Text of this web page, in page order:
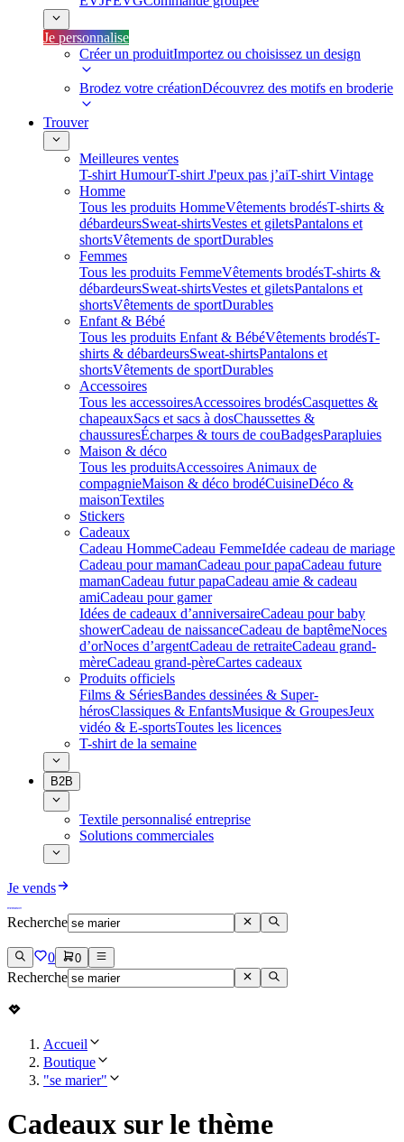
Je personnalise
Créer un produitImportez ou choisissez un design
Brodez votre créationDécouvrez des motifs en broderie
Trouver
Meilleures ventes
T-shirt HumourT-shirt J'peux pas j’aiT-shirt Vintage
Homme
Tous les produits HommeVêtements brodésT-shirts &
débardeursSweat-shirtsVestes et giletsPantalons et
shortsVêtements de sportDurables
Femmes
Tous les produits FemmeVêtements brodésT-shirts &
débardeursSweat-shirtsVestes et giletsPantalons et
shortsVêtements de sportDurables
Enfant & Bébé
Tous les produits Enfant & BébéVêtements brodésT-
shirts & débardeursSweat-shirtsPantalons et
shortsVêtements de sportDurables
Accessoires
Tous les accessoiresAccessoires brodésCasquettes &
chapeauxSacs et sacs à dosChaussettes &
chaussuresÉcharpes & tours de couBadgesParapluies
Maison & déco
Tous les produitsAccessoires Animaux de
compagnieMaison & déco brodéCuisineDéco &
maisonTextiles
Stickers
Cadeaux
Cadeau HommeCadeau FemmeIdée cadeau de mariage​
Cadeau pour mamanCadeau pour papaCadeau future
mamanCadeau futur papaCadeau amie & cadeau
amiCadeau pour gamer
Idées de cadeaux d’anniversaireCadeau pour baby
showerCadeau de naissanceCadeau de baptêmeNoces
d’orNoces d’argentCadeau de retraiteCadeau grand-
mèreCadeau grand-pèreCartes cadeaux
Produits officiels
Films & SériesBandes dessinées & Super-
hérosClassiques & EnfantsMusique & GroupesJeux
vidéo & E-sportsToutes les licences
T-shirt de la semaine
B2B
Textile personnalisé entreprise
Solutions commerciales
Je vends
Recherche
0 0
Recherche
Accueil
Boutique
"se marier"
Cadeaux sur le thème